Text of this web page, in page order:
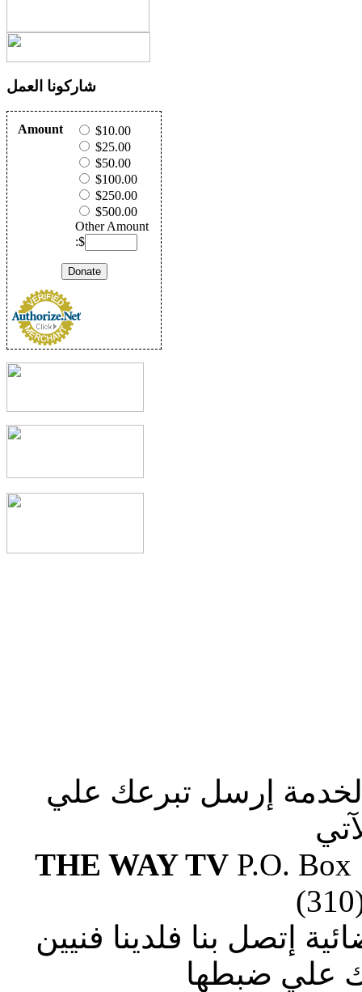
شاركونا العمل
Amount
$10.00
$25.00
$50.00
$100.00
$250.00
$500.00
Other Amount
:$
إرسل تبرعك علي
THE WAY TVP.O. Box
إتصل بنا فلدينا فنيين
علي ضبطها